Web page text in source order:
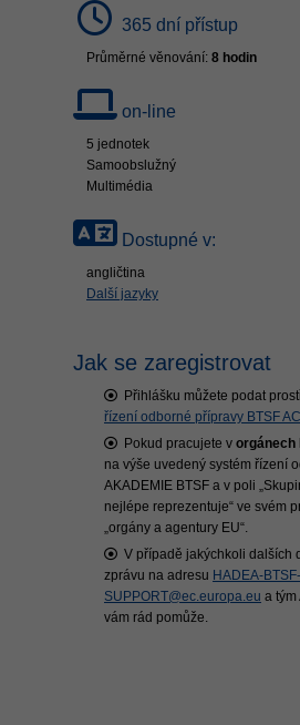
365 dní přístup
Průměrné věnování: 8 hodin
on-line
5 jednotek
Samoobslužný
Multimédia
Dostupné v:
angličtina
Další jazyky
Jak se zaregistrovat
Přihlášku můžete podat
řízení odborné přípravy BTSF
Pokud pracujete v orgánech
na výše uvedený systém řízení
AKADEMIE BTSF a v poli
nejlépe reprezentuje“ ve svém
„orgány a agentury EU“.
V případě jakýchkoli dalších
zprávu na adresu HADEA-
SUPPORT@ec.europa.eu a tým
vám rád pomůže.